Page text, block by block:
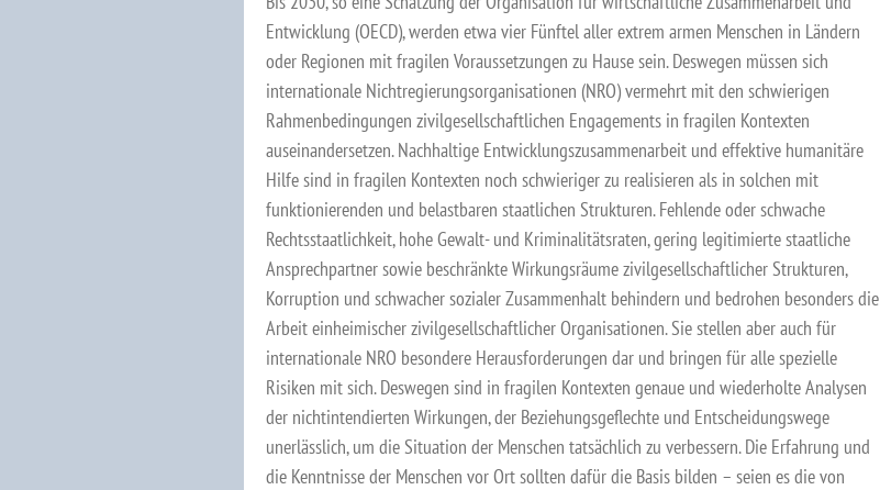
Entwicklung (OECD), werden etwa vier Fünftel aller extrem armen Menschen in Ländern
oder Regionen mit fragilen Voraussetzungen zu Hause sein. Deswegen müssen sich
internationale Nichtregierungsorganisationen (NRO) vermehrt mit den schwierigen
Rahmenbedingungen zivilgesellschaftlichen Engagements in fragilen Kontexten
auseinandersetzen. Nachhaltige Entwicklungszusammenarbeit und effektive humanitäre
Hilfe sind in fragilen Kontexten noch schwieriger zu realisieren als in solchen mit
funktionierenden und belastbaren staatlichen Strukturen. Fehlende oder schwache
Rechtsstaatlichkeit, hohe Gewalt- und Kriminalitätsraten, gering legitimierte staatliche
Ansprechpartner sowie beschränkte Wirkungsräume zivilgesellschaftlicher Strukturen,
Korruption und schwacher sozialer Zusammenhalt behindern und bedrohen besonders die
Arbeit einheimischer zivilgesellschaftlicher Organisationen. Sie stellen aber auch für
internationale NRO besondere Herausforderungen dar und bringen für alle spezielle
Risiken mit sich. Deswegen sind in fragilen Kontexten genaue und wiederholte Analysen
der nichtintendierten Wirkungen, der Beziehungsgeflechte und Entscheidungswege
unerlässlich, um die Situation der Menschen tatsächlich zu verbessern. Die Erfahrung und
die Kenntnisse der Menschen vor Ort sollten dafür die Basis bilden – seien es die von